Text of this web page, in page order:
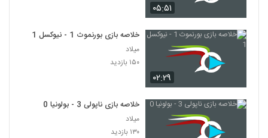
۰۵:۵۱
۰۲:۲۹
خلاصه بازی بورنموث 1 - نیوکسل 1
میلاد
۱۵۰ بازدید
خلاصه بازی ناپولی 3 - بولونیا 0
میلاد
۱۳۰ بازدید